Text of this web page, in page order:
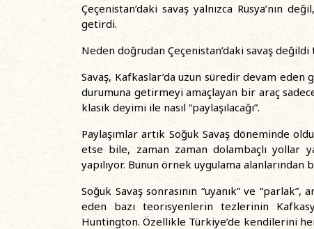
Çeçenistan’daki savaş yalnızca Rusya’nın
getirdi.
Neden doğrudan Çeçenistan’daki savaş değildi
Savaş, Kafkaslar’da uzun süredir devam
durumuna getirmeyi amaçlayan bir araç
klasik deyimi ile nasıl “paylaşılacağı”.
Paylaşımlar artık Soğuk Savaş döneminde
etse bile, zaman zaman dolambaçlı yollar
yapılıyor. Bunun örnek uygulama alanlarından
Soğuk Savaş sonrasının “uyanık” ve
eden bazı teorisyenlerin tezlerinin
Huntington. Özellikle Türkiye’de kendilerini